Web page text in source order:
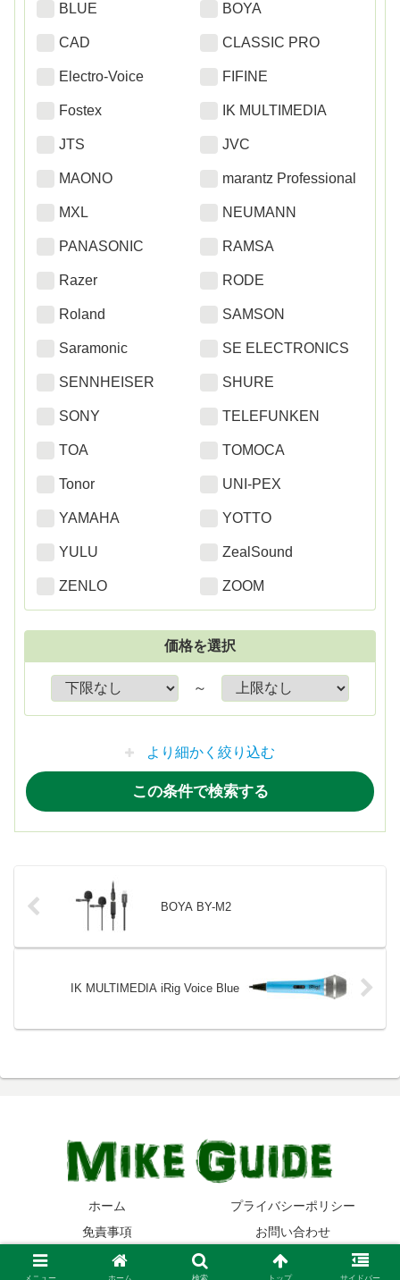
BLUE BOYA
CAD CLASSIC PRO
Electro-Voice FIFINE
Fostex IK MULTIMEDIA
JTS JVC
MAONO marantz Professional
MXL NEUMANN
PANASONIC RAMSA
Razer RODE
Roland SAMSON
Saramonic SE ELECTRONICS
SENNHEISER SHURE
SONY TELEFUNKEN
TOA TOMOCA
Tonor UNI-PEX
YAMAHA YOTTO
YULU ZealSound
ZENLO ZOOM
価格を選択
～
より細かく絞り込む
BOYA BY-M2
IK MULTIMEDIA iRig Voice Blue
ホーム
プライバシーポリシー
免責事項
お問い合わせ
© 2014-2026 マイクガイド.
メニュー ホーム 検索 トップ サイドバー